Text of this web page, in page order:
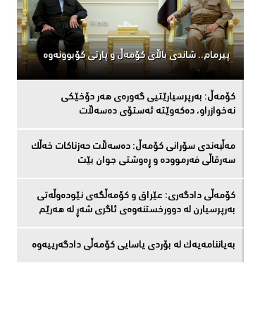
پیرمام.. شاندی باڵای كۆمه‌ڵ و پارتی كۆبوونه‌وه‌
كۆمەڵ: بەرپرسیارێتیی گەورەی هەر دۆخێکی
نەخوازراو، دەكەوێتە ئەستۆی دەسەڵات
مەڵبەندى سۆرانى کۆمەڵ: دەسەڵات حەزناکات خەڵک
سەرقاڵى فەرموودە و ڕەوشتى جوان بێت
کۆمەڵى دادگەرى: عێراق و كۆمەڵگەی نێودەوڵەتی
بەرپرسیارن لە دوورخستنەوەى ئاگری شەڕ لە هەرێم
بەیاننامەیەک لە بۆردی یاسایی کۆمەڵی دادگەرییەوە